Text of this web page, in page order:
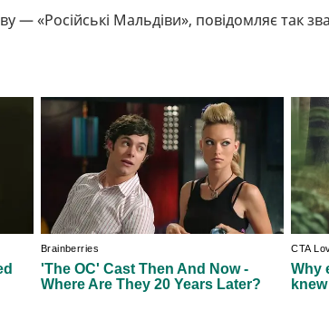
— «Російські Мальдіви», повідомляє так